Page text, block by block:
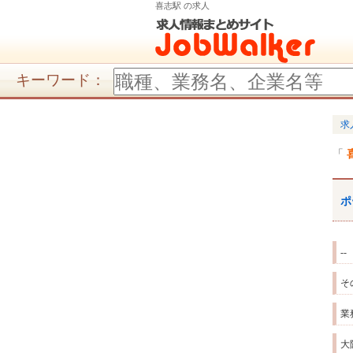
喜志駅 の求人
キーワード：
求
--
そ
業
大